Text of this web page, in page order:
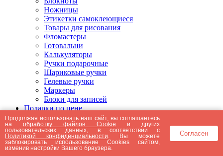
Ножницы
Этикетки самоклеющиеся
Товары для рисования
Фломастеры
Готовальни
Калькуляторы
Ручки подарочные
Шариковые ручки
Гелевые ручки
Маркеры
Блоки для записей
Подарки по цене
Подарки от 5000 рублей
Подарки до 5000 рублей
Подарки до 3000 рублей
Подарки до 2000 рублей
Подарки до 1000 рублей
Продолжая использовать наш сайт, вы соглашаетесь
наобработку файлов Cookie и других
пользовательских данных, в соответствии с
Политикой конфиденциальности . Вы можете
заблокировать использование Cookies сайтом,
изменив настройки Вашего браузера.
Согласен